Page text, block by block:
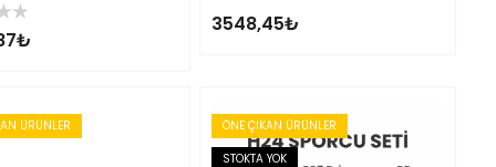
₺
3548,45₺
ÜRÜNLER
ÖNE ÇIKAN ÜRÜNLER
STOKTA YOK